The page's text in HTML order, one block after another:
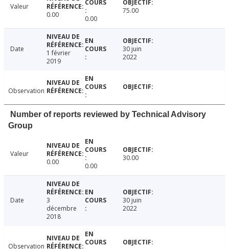
Valeur
0.00
0.00
75.00
Date
1 février
2019
30 juin
2022
Observation
Number of reports reviewed by Technical Advisory
Group
Valeur
0.00
0.00
30.00
Date
3
décembre
2018
30 juin
2022
Observation